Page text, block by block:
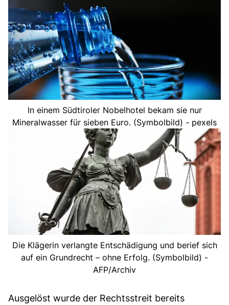
In einem Südtiroler Nobelhotel bekam sie nur
Mineralwasser für sieben Euro. (Symbolbild) - pexels
Die Klägerin verlangte Entschädigung und berief sich
auf ein Grundrecht – ohne Erfolg. (Symbolbild) -
AFP/Archiv
Ausgelöst wurde der Rechtsstreit bereits